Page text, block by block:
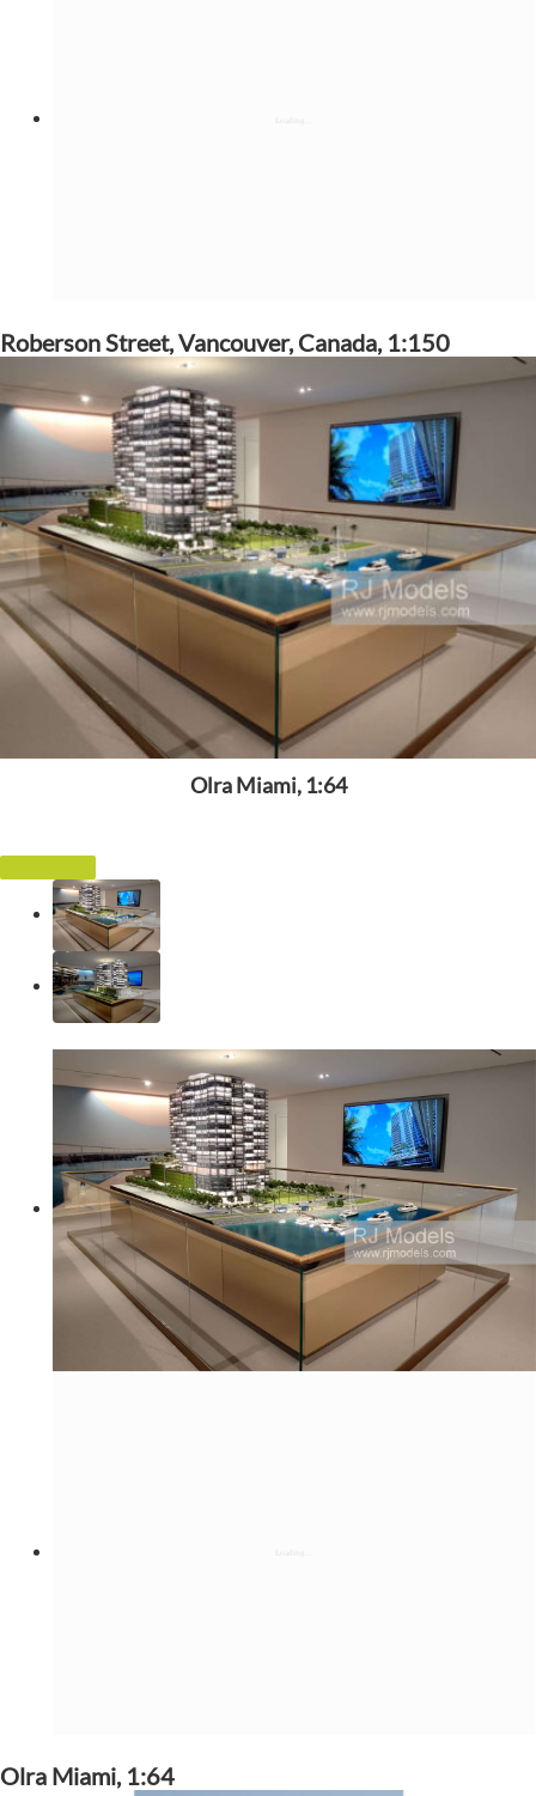
Roberson Street, Vancouver, Canada, 1:150
Olra Miami, 1:64
Olra Miami, 1:64